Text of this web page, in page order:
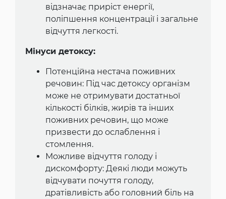
відзначає приріст енергії,
поліпшення концентрації і загальне
відчуття легкості.
Мінуси детоксу:
Потенційна нестача поживних
речовин: Під час детоксу організм
може не отримувати достатньої
кількості білків, жирів та інших
поживних речовин, що може
призвести до ослаблення і
стомлення.
Можливе відчуття голоду і
дискомфорту: Деякі люди можуть
відчувати почуття голоду,
дратівливість або головний біль на